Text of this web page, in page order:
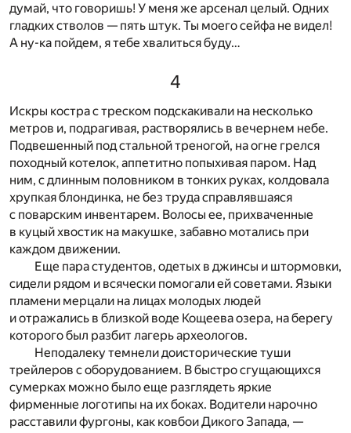
думай, что говоришь! У меня же арсенал целый. Одних
гладких стволов — пять штук. Ты моего сейфа не видел!
А ну-ка пойдем, я тебе хвалиться буду…
4
Искры костра с треском подскакивали на несколько
метров и, подрагивая, растворялись в вечернем небе.
Подвешенный под стальной треногой, на огне грелся
походный котелок, аппетитно попыхивая паром. Над
ним, с длинным половником в тонких руках, колдовала
хрупкая блондинка, не без труда справлявшаяся
с поварским инвентарем. Волосы ее, прихваченные
в куцый хвостик на макушке, забавно мотались при
каждом движении.
Еще пара студентов, одетых в джинсы и штормовки,
сидели рядом и всячески помогали ей советами. Языки
пламени мерцали на лицах молодых людей
и отражались в близкой воде Кощеева озера, на берегу
которого был разбит лагерь археологов.
Неподалеку темнели доисторические туши
трейлеров с оборудованием. В быстро сгущающихся
сумерках можно было еще разглядеть яркие
фирменные логотипы на их боках. Водители нарочно
расставили фургоны, как ковбои Дикого Запада, —